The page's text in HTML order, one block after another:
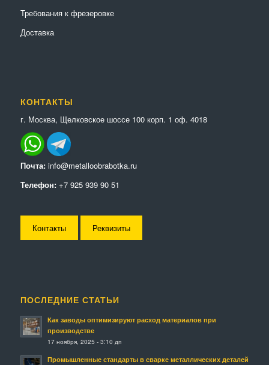
Требования к фрезеровке
Доставка
КОНТАКТЫ
г. Москва, Щелковское шоссе 100 корп. 1 оф. 4018
Почта: info@metalloobrabotka.ru
Телефон: +7 925 939 90 51
Контакты Реквизиты
ПОСЛЕДНИЕ СТАТЬИ
Как заводы оптимизируют расход материалов при
производстве
17 ноября, 2025 - 3:10 дп
Промышленные стандарты в сварке металлических деталей